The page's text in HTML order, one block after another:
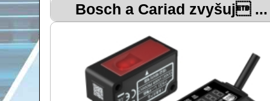
Bosch a Cariad zvyšuj ...